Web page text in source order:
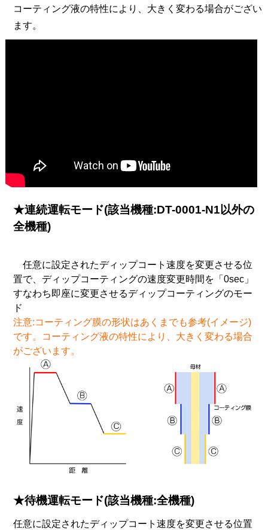
コーティング液の特性により、大きく変わる場合がござい
ます。
★連続運転モード(該当機種:DT-0001-N1以外の
全機種)
任意に設定されたディップコート速度を変更させる位
置で、ディップコーティングの速度変更時間を「0sec」
すなわち即座に変更させるディップコーティングのモー
ド
注意:コーティング膜の形状はあくまでも参考(イメージ)
です。コーティング液の特性により、大きく変わる場合
がございます。
★待機運転モード(該当機種:全機種)
任意に設定されたディップコート速度を変更させる位置